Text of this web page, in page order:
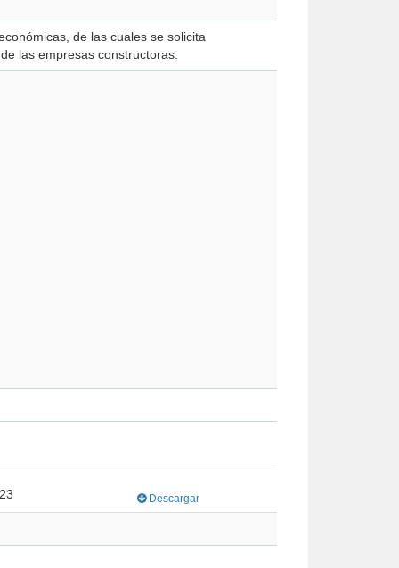
de las cuales se solicita
las empresas constructoras.
Descargar